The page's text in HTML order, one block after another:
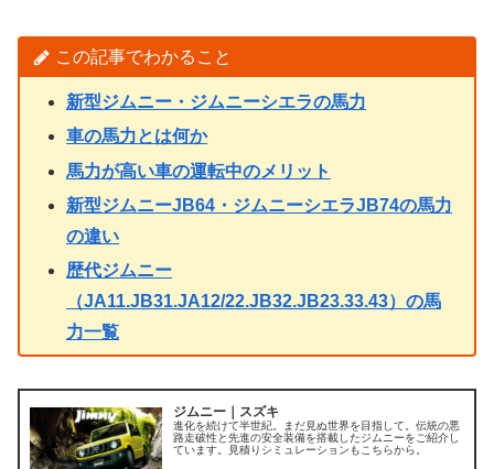
この記事でわかること
新型ジムニー・ジムニーシエラの馬力
車の馬力とは何か
馬力が高い車の運転中のメリット
新型ジムニーJB64・ジムニーシエラJB74の馬力
の違い
歴代ジムニー
（JA11.JB31.JA12/22.JB32.JB23.33.43）の馬
力一覧
ジムニー｜スズキ
進化を続けて半世紀。まだ見ぬ世界を目指して。伝統の悪
路走破性と先進の安全装備を搭載したジムニーをご紹介し
ています。見積りシミュレーションもこちらから。